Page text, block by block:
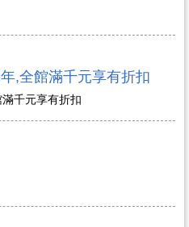
年,全館滿千元享有折扣
滿千元享有折扣